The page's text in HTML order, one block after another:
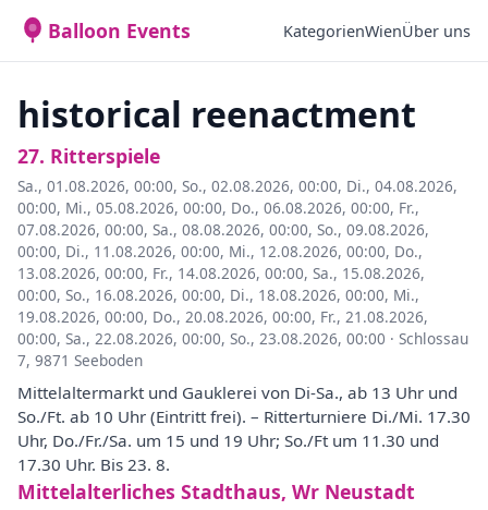
Balloon Events KategorienWienÜber uns
historical reenactment
27. Ritterspiele
Sa., 01.08.2026, 00:00, So., 02.08.2026, 00:00, Di., 04.08.2026,
00:00, Mi., 05.08.2026, 00:00, Do., 06.08.2026, 00:00, Fr.,
07.08.2026, 00:00, Sa., 08.08.2026, 00:00, So., 09.08.2026,
00:00, Di., 11.08.2026, 00:00, Mi., 12.08.2026, 00:00, Do.,
13.08.2026, 00:00, Fr., 14.08.2026, 00:00, Sa., 15.08.2026,
00:00, So., 16.08.2026, 00:00, Di., 18.08.2026, 00:00, Mi.,
19.08.2026, 00:00, Do., 20.08.2026, 00:00, Fr., 21.08.2026,
00:00, Sa., 22.08.2026, 00:00, So., 23.08.2026, 00:00 · Schlossau
7, 9871 Seeboden
Mittelaltermarkt und Gauklerei von Di-Sa., ab 13 Uhr und
So./Ft. ab 10 Uhr (Eintritt frei). – Ritterturniere Di./Mi. 17.30
Uhr, Do./Fr./Sa. um 15 und 19 Uhr; So./Ft um 11.30 und
17.30 Uhr. Bis 23. 8.
Mittelalterliches Stadthaus, Wr Neustadt